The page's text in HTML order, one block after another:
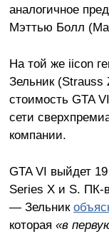
аналогичное
Мэттью Болл
На той же iicon
Зельник (Strauss
стоимость GTA
сети
компании.
GTA VI выйдет
Series X и S. ПК-
— Зельник
которая «в